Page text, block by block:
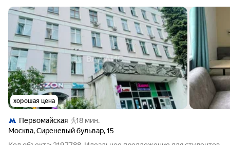
хорошая цена
Первомайская
18 мин.
Москва,Сиреневый бульвар,15